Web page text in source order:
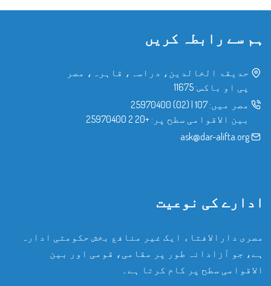
ہم سے رابطہ کریں
حدیقۃ الخالدین، دراسہ، قاہرہ، مصر
پی او باکس: 11675
مصر میں: 107
|
(02) 25970400
بین الاقوامی سطح پر: +20 2 25970400
ask@dar-alifta.org
ادارے کی نوعیت
مصری دارالافتاء ایک غیر منافع بخش حکومتی ادارہ
ہے، جو آزادانہ طور پر مقامی، قومی اور بین
الاقوامی سطح پر کام کرتا ہے۔